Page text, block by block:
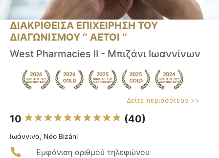
ΔΙΑΚΡΙΘΕΙΣΑ ΕΠΙΧΕΙΡΗΣΗ ΤΟΥ
ΔΙΑΓΩΝΙΣΜΟΥ ‘’ ΑΕΤΟΙ ‘’
West Pharmacies II - Μπιζάνι Ιωαννίνων
Δείτε περισσότερα >>
10 (40)
Ιωάννινα, Néo Bizáni
Εμφάνιση αριθμού τηλεφώνου